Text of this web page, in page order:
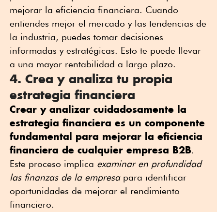
mejorar la eficiencia financiera. Cuando
entiendes mejor el mercado y las tendencias de
la industria, puedes tomar decisiones
informadas y estratégicas. Esto te puede llevar
a una mayor rentabilidad a largo plazo.
4. Crea y analiza tu propia
estrategia financiera
Crear y analizar cuidadosamente la
estrategia financiera es un componente
fundamental para mejorar la eficiencia
financiera de cualquier empresa B2B.
Este proceso implica examinar en profundidad
las finanzas de la empresapara identificar
oportunidades de mejorar el rendimiento
financiero.